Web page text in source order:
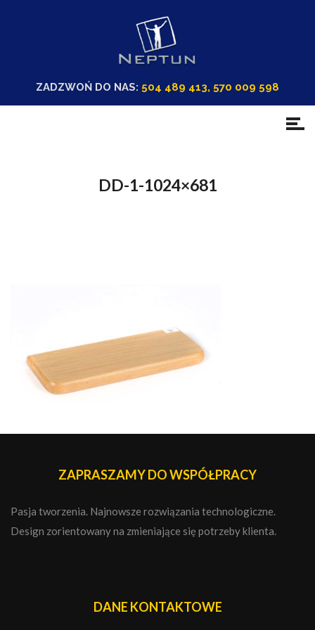
ZADZWOŃ DO NAS: 504 489 413, 570 009 598
DD-1-1024×681
ZAPRASZAMY DO WSPÓŁPRACY
Pasja tworzenia. Najnowsze rozwiązania technologiczne.
Design zorientowany na zmieniające się potrzeby klienta.
DANE KONTAKTOWE